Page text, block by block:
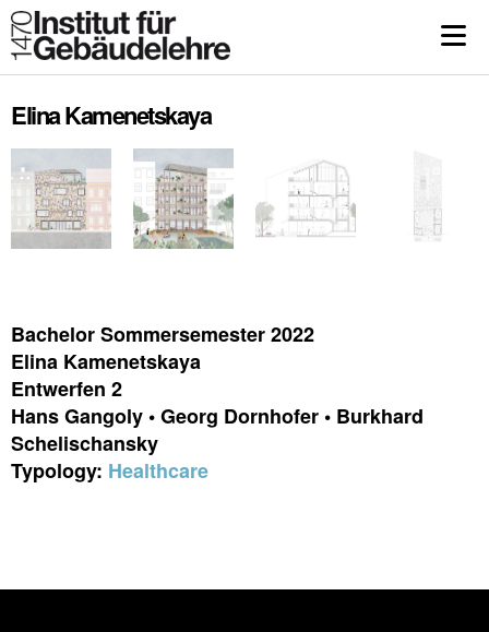
Elina Kamenetskaya
Bachelor Sommersemester 2022
Elina Kamenetskaya
Entwerfen 2
Hans Gangoly • Georg Dornhofer • Burkhard
Schelischansky
Typology: Healthcare